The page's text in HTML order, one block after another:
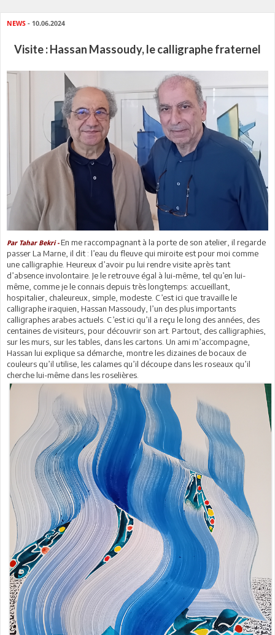
NEWS - 10.06.2024
Visite : Hassan Massoudy, le calligraphe fraternel
Par Tahar Bekri -En me raccompagnant à la porte de son atelier, il regarde
passer La Marne, il dit : l’eau du fleuve qui miroite est pour moi comme
une calligraphie. Heureux d’avoir pu lui rendre visite après tant
d’absence involontaire. Je le retrouve égal à lui-même, tel qu’en lui-
même, comme je le connais depuis très longtemps: accueillant,
hospitalier, chaleureux, simple, modeste. C’est ici que travaille le
calligraphe iraquien, Hassan Massoudy, l’un des plus importants
calligraphes arabes actuels. C’est ici qu’il a reçu le long des années, des
centaines de visiteurs, pour découvrir son art. Partout, des calligraphies,
sur les murs, sur les tables, dans les cartons. Un ami m’accompagne,
Hassan lui explique sa démarche, montre les dizaines de bocaux de
couleurs qu’il utilise, les calames qu’il découpe dans les roseaux qu’il
cherche lui-même dans les roselières.